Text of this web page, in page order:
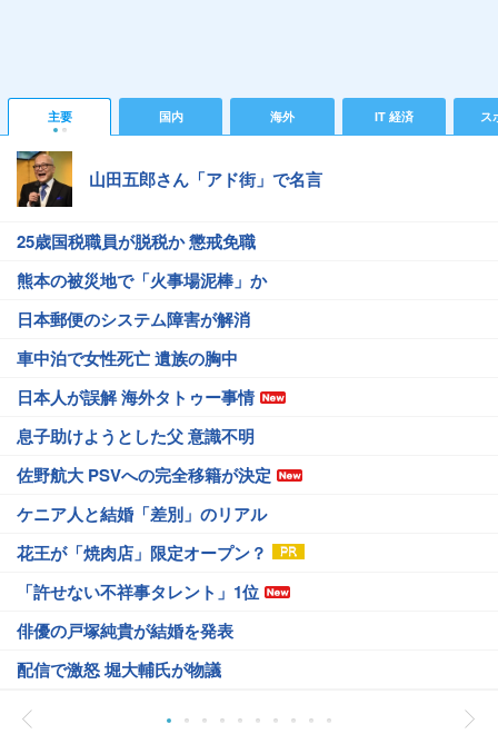
主要 国内 海外 IT 経済 ス
山田五郎さん「アド街」で名言
25歳国税職員が脱税か 懲戒免職
熊本の被災地で「火事場泥棒」か
日本郵便のシステム障害が解消
車中泊で女性死亡 遺族の胸中
日本人が誤解 海外タトゥー事情
息子助けようとした父 意識不明
佐野航大 PSVへの完全移籍が決定
ケニア人と結婚「差別」のリアル
花王が「焼肉店」限定オープン？
「許せない不祥事タレント」1位
俳優の戸塚純貴が結婚を発表
配信で激怒 堀大輔氏が物議